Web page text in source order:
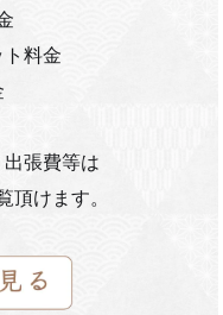
料金
張費等は
頂けます。